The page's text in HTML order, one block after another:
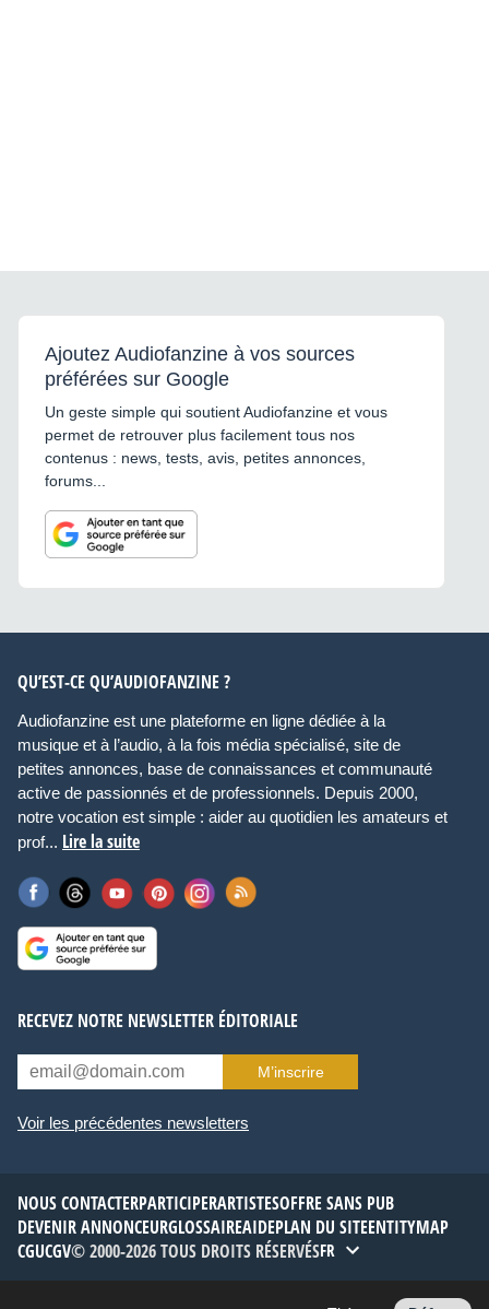
Ajoutez Audiofanzine à vos sources
préférées sur Google
Un geste simple qui soutient Audiofanzine et vous
permet de retrouver plus facilement tous nos
contenus : news, tests, avis, petites annonces,
forums...
QU’EST-CE QU’AUDIOFANZINE ?
Audiofanzine est une plateforme en ligne dédiée à la
musique et à l’audio, à la fois média spécialisé, site de
petites annonces, base de connaissances et communauté
active de passionnés et de professionnels. Depuis 2000,
notre vocation est simple : aider au quotidien les amateurs et
prof... Lire la suite
RECEVEZ NOTRE NEWSLETTER ÉDITORIALE
M’inscrire
Voir les précédentes newsletters
NOUS CONTACTERPARTICIPERARTISTESOFFRE SANS PUB
DEVENIR ANNONCEURGLOSSAIREAIDEPLAN DU SITEENTITYMAP
CGUCGV© 2000-2026 TOUS DROITS RÉSERVÉSFR